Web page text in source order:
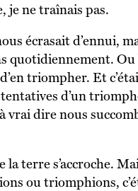
je ne traînais pas.
quotidiennement. Ou
triompher. Et
tentatives d’un
vrai dire nous
ou triomphions,